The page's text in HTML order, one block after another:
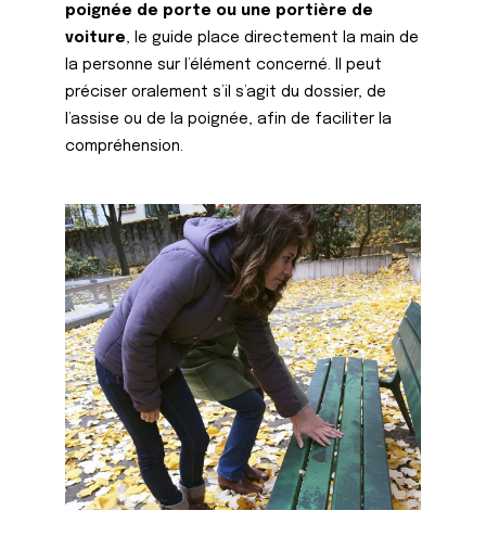
poignée de porte ou une portière de
voiture, le guide place directement la main de
la personne sur l’élément concerné. Il peut
préciser oralement s’il s’agit du dossier, de
l’assise ou de la poignée, afin de faciliter la
compréhension.